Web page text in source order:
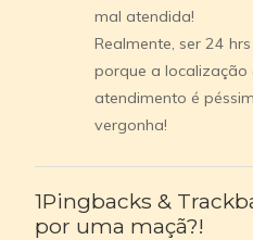
mal atendida!
Realmente, ser 24
porque a localização
atendimento é
vergonha!
1Pingbacks &
por uma maçã?!